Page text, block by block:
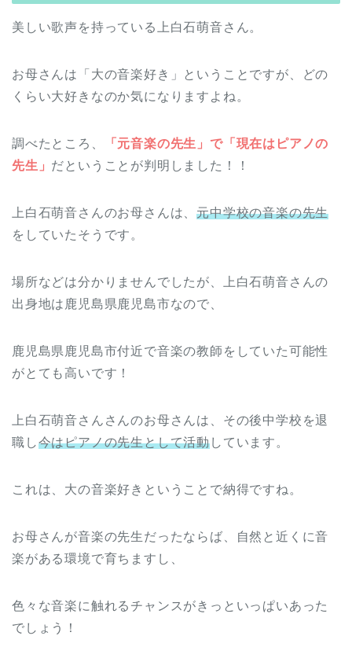
美しい歌声を持っている上白石萌音さん。
お母さんは「大の音楽好き」ということですが、どの
くらい大好きなのか気になりますよね。
調べたところ、
「元音楽の先生」で「現在はピアノの
先生」 だということが判明しました！！
上白石萌音さんのお母さんは、元中学校の音楽の先生
をしていたそうです。
場所などは分かりませんでしたが、上白石萌音さんの
出身地は鹿児島県鹿児島市なので、
鹿児島県鹿児島市付近で音楽の教師をしていた可能性
がとても高いです！
上白石萌音さんさんのお母さんは、その後中学校を退
職し今はピアノの先生として活動しています。
これは、大の音楽好きということで納得ですね。
お母さんが音楽の先生だったならば、自然と近くに音
楽がある環境で育ちますし、
色々な音楽に触れるチャンスがきっといっぱいあった
でしょう！